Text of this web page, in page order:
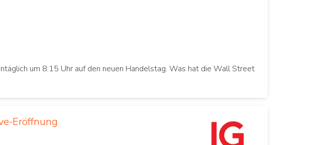
um 8:15 Uhr auf den neuen Handelstag. Was hat die Wall Street
Eröffnung